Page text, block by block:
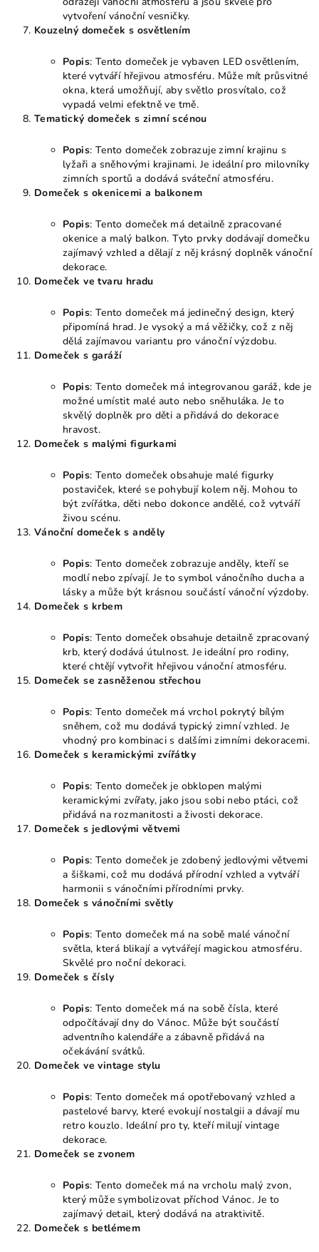
vytvoření vánoční vesničky.
Kouzelný domeček s osvětlením
Popis: Tento domeček je vybaven LED osvětlením,
které vytváří hřejivou atmosféru. Může mít průsvitné
okna, která umožňují, aby světlo prosvítalo, což
vypadá velmi efektně ve tmě.
Tematický domeček s zimní scénou
Popis: Tento domeček zobrazuje zimní krajinu s
lyžaři a sněhovými krajinami. Je ideální pro milovníky
zimních sportů a dodává sváteční atmosféru.
Domeček s okenicemi a balkonem
Popis: Tento domeček má detailně zpracované
okenice a malý balkon. Tyto prvky dodávají domečku
zajímavý vzhled a dělají z něj krásný doplněk vánoční
dekorace.
Domeček ve tvaru hradu
Popis: Tento domeček má jedinečný design, který
připomíná hrad. Je vysoký a má věžičky, což z něj
dělá zajímavou variantu pro vánoční výzdobu.
Domeček s garáží
Popis: Tento domeček má integrovanou garáž, kde je
možné umístit malé auto nebo sněhuláka. Je to
skvělý doplněk pro děti a přidává do dekorace
hravost.
Domeček s malými figurkami
Popis: Tento domeček obsahuje malé figurky
postaviček, které se pohybují kolem něj. Mohou to
být zvířátka, děti nebo dokonce andělé, což vytváří
živou scénu.
Vánoční domeček s anděly
Popis: Tento domeček zobrazuje anděly, kteří se
modlí nebo zpívají. Je to symbol vánočního ducha a
lásky a může být krásnou součástí vánoční výzdoby.
Domeček s krbem
Popis: Tento domeček obsahuje detailně zpracovaný
krb, který dodává útulnost. Je ideální pro rodiny,
které chtějí vytvořit hřejivou vánoční atmosféru.
Domeček se zasněženou střechou
Popis: Tento domeček má vrchol pokrytý bílým
sněhem, což mu dodává typický zimní vzhled. Je
vhodný pro kombinaci s dalšími zimními dekoracemi.
Domeček s keramickými zvířátky
Popis: Tento domeček je obklopen malými
keramickými zvířaty, jako jsou sobi nebo ptáci, což
přidává na rozmanitosti a živosti dekorace.
Domeček s jedlovými větvemi
Popis: Tento domeček je zdobený jedlovými větvemi
a šiškami, což mu dodává přírodní vzhled a vytváří
harmonii s vánočními přírodními prvky.
Domeček s vánočními světly
Popis: Tento domeček má na sobě malé vánoční
světla, která blikají a vytvářejí magickou atmosféru.
Skvělé pro noční dekoraci.
Domeček s čísly
Popis: Tento domeček má na sobě čísla, které
odpočítávají dny do Vánoc. Může být součástí
adventního kalendáře a zábavně přidává na
očekávání svátků.
Domeček ve vintage stylu
Popis: Tento domeček má opotřebovaný vzhled a
pastelové barvy, které evokují nostalgii a dávají mu
retro kouzlo. Ideální pro ty, kteří milují vintage
dekorace.
Domeček se zvonem
Popis: Tento domeček má na vrcholu malý zvon,
který může symbolizovat příchod Vánoc. Je to
zajímavý detail, který dodává na atraktivitě.
Domeček s betlémem